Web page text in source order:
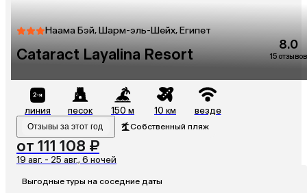
Наама Бэй, Шарм-эль-Шейх, Египет
Cataract Layalina Resort
8.0
15 отзывов
линия песок 150 м 10 км везде
Отзывы за этот год Собственный пляж
от 111 108 ₽
19 авг. - 25 авг., 6 ночей
Выгодные туры на соседние даты